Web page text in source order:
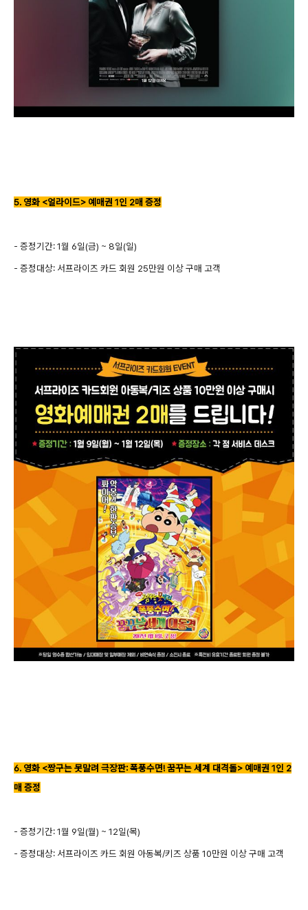
5. 영화 <얼라이드> 예매권 1인 2매 증정
- 증정기간: 1월 6일(금) ~ 8일(일)
- 증정대상: 서프라이즈 카드 회원 25만원 이상 구매 고객
6. 영화 <짱구는 못말려 극장판: 폭풍수면! 꿈꾸는 세계 대격돌> 예매권 1인 2
매 증정
- 증정기간: 1월 9일(월) ~ 12일(목)
- 증정대상: 서프라이즈 카드 회원 아동복/키즈 상품 10만원 이상 구매 고객